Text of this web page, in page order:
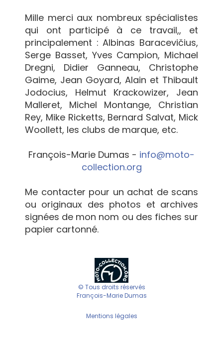
Mille merci aux nombreux spécialistes
qui ont participé à ce travail,, et
principalement : Albinas Baracevičius,
Serge Basset, Yves Campion, Michael
Dregni, Didier Ganneau, Christophe
Gaime, Jean Goyard, Alain et Thibault
Jodocius, Helmut Krackowizer, Jean
Malleret, Michel Montange, Christian
Rey, Mike Ricketts, Bernard Salvat, Mick
Woollett, les clubs de marque, etc.
François-Marie Dumas - info@moto-
collection.org
Me contacter pour un achat de scans
ou originaux des photos et archives
signées de mon nom ou des fiches sur
papier cartonné.
© Tous droits réservés
François-Marie Dumas
Mentions légales